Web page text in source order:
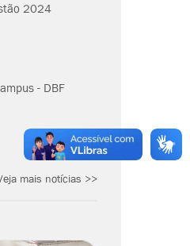
2024
- DBF
mais notícias >>